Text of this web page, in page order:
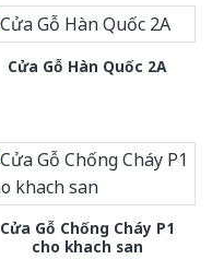
Cửa Gỗ Hàn Quốc 2A
Cửa Gỗ Chống Cháy P1
cho khach san